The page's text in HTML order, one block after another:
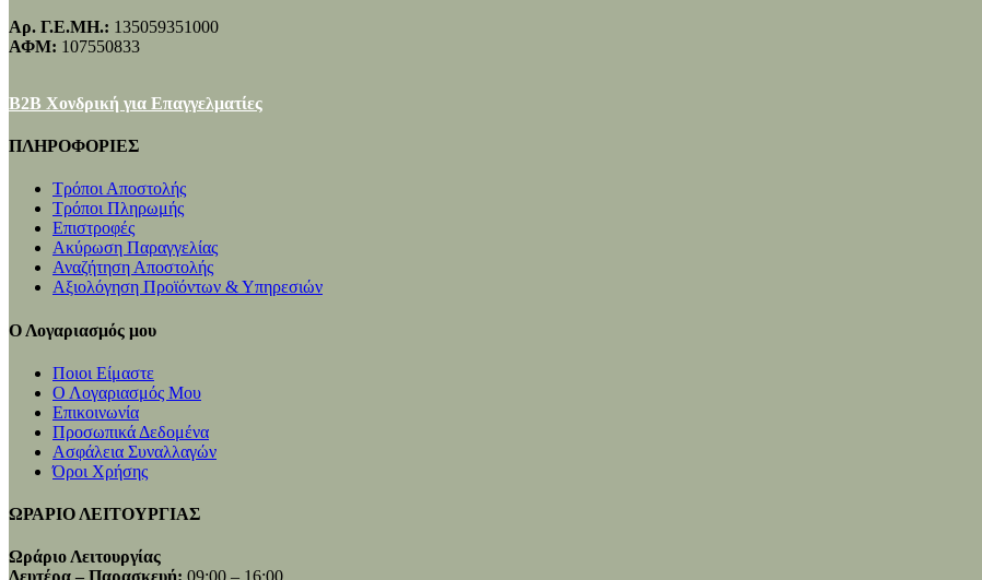
Αρ. Γ.Ε.ΜΗ.: 135059351000
ΑΦΜ: 107550833
B2B Χονδρική για Επαγγελματίες
ΠΛΗΡΟΦΟΡΙΕΣ
Τρόποι Αποστολής
Τρόποι Πληρωμής
Επιστροφές
Ακύρωση Παραγγελίας
Αναζήτηση Αποστολής
Αξιολόγηση Προϊόντων & Υπηρεσιών
Ο Λογαριασμός μου
Ποιοι Είμαστε
Ο Λογαριασμός Μου
Επικοινωνία
Προσωπικά Δεδομένα
Ασφάλεια Συναλλαγών
Όροι Χρήσης
ΩΡΑΡΙΟ ΛΕΙΤΟΥΡΓΙΑΣ
Ωράριο Λειτουργίας